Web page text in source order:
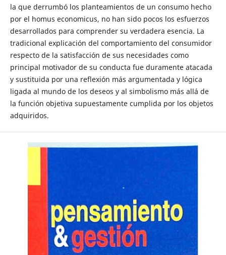
la que derrumbó los planteamientos de un consumo hecho
por el homus economicus, no han sido pocos los esfuerzos
desarrollados para comprender su verdadera esencia. La
tradicional explicación del comportamiento del consumidor
respecto de la satisfacción de sus necesidades como
principal motivador de su conducta fue duramente atacada
y sustituida por una reflexión más argumentada y lógica
ligada al mundo de los deseos y al simbolismo más allá de
la función objetiva supuestamente cumplida por los objetos
adquiridos.